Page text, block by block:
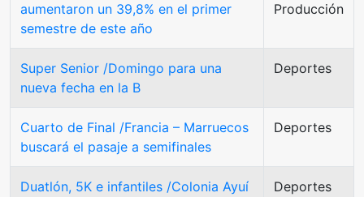
aumentaron un 39,8% en el primer
semestre de este año
Producción
Super Senior /Domingo para una
nueva fecha en la B
Deportes
Cuarto de Final /Francia – Marruecos
buscará el pasaje a semifinales
Deportes
Duatlón, 5K e infantiles /Colonia Ayuí
Deportes